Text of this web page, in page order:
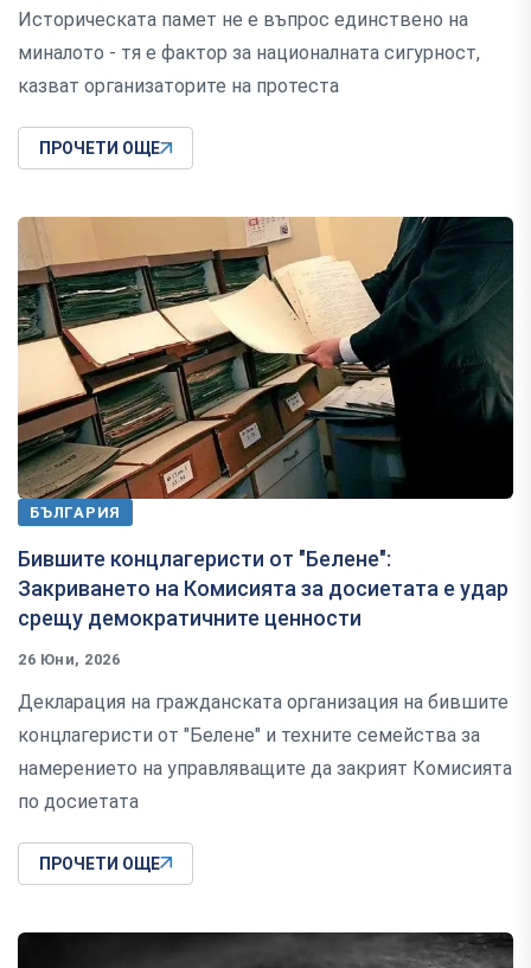
Историческата памет не е въпрос единствено на
миналото - тя е фактор за националната сигурност,
казват организаторите на протеста
ПРОЧЕТИ ОЩЕ
БЪЛГАРИЯ
Бившите концлагеристи от "Белене":
Закриването на Комисията за досиетата е удар
срещу демократичните ценности
26 Юни, 2026
Декларация на гражданската организация на бившите
концлагеристи от "Белене" и техните семейства за
намерението на управляващите да закрият Комисията
по досиетата
ПРОЧЕТИ ОЩЕ